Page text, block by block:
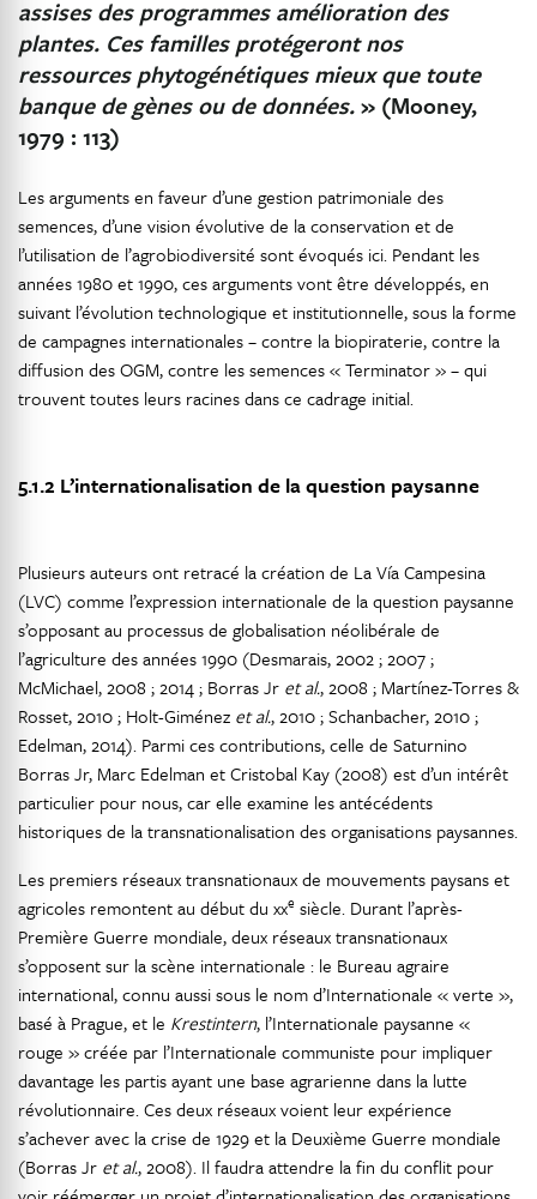
assises des programmes amélioration des
plantes. Ces familles protégeront nos
ressources phytogénétiques mieux que toute
banque de gènes ou de données.» (Mooney,
1979 : 113)
Les arguments en faveur d’une gestion patrimoniale des
semences, d’une vision évolutive de la conservation et de
l’utilisation de l’agrobiodiversité sont évoqués ici. Pendant les
années 1980 et 1990, ces arguments vont être développés, en
suivant l’évolution technologique et institutionnelle, sous la forme
de campagnes internationales – contre la biopiraterie, contre la
diffusion des OGM, contre les semences « Terminator » – qui
trouvent toutes leurs racines dans ce cadrage initial.
5.1.2 L’internationalisation de la question paysanne
Plusieurs auteurs ont retracé la création de La Vía Campesina
(LVC) comme l’expression internationale de la question paysanne
s’opposant au processus de globalisation néolibérale de
l’agriculture des années 1990 (Desmarais, 2002 ; 2007 ;
McMichael, 2008 ; 2014 ; Borras Jr et al., 2008 ; Martínez-Torres &
Rosset, 2010 ; Holt-Giménez et al., 2010 ; Schanbacher, 2010 ;
Edelman, 2014). Parmi ces contributions, celle de Saturnino
Borras Jr, Marc Edelman et Cristobal Kay (2008) est d’un intérêt
particulier pour nous, car elle examine les antécédents
historiques de la transnationalisation des organisations paysannes.
Les premiers réseaux transnationaux de mouvements paysans et
agricoles remontent au début du xxe siècle. Durant l’après-
Première Guerre mondiale, deux réseaux transnationaux
s’opposent sur la scène internationale : le Bureau agraire
international, connu aussi sous le nom d’Internationale « verte »,
basé à Prague, et le Krestintern, l’Internationale paysanne «
rouge » créée par l’Internationale communiste pour impliquer
davantage les partis ayant une base agrarienne dans la lutte
révolutionnaire. Ces deux réseaux voient leur expérience
s’achever avec la crise de 1929 et la Deuxième Guerre mondiale
(Borras Jr et al., 2008). Il faudra attendre la fin du conflit pour